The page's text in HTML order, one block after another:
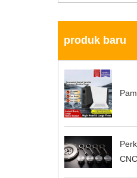
produk baru